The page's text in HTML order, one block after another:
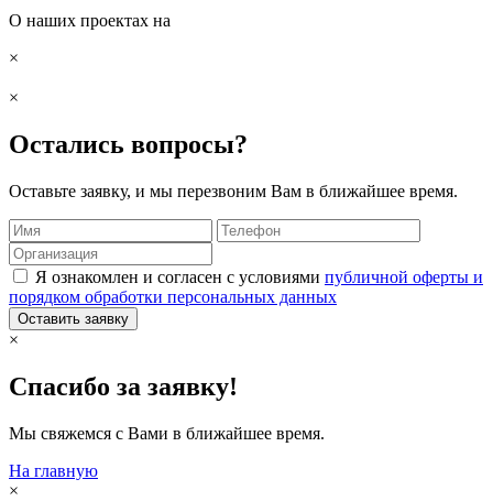
О наших проектах на
×
×
Остались вопросы?
Оставьте заявку, и мы перезвоним Вам в ближайшее время.
Я ознакомлен и согласен с условиями публичной оферты и
порядком обработки персональных данных
Оставить заявку
×
Спасибо за заявку!
Мы свяжемся с Вами в ближайшее время.
На главную
×